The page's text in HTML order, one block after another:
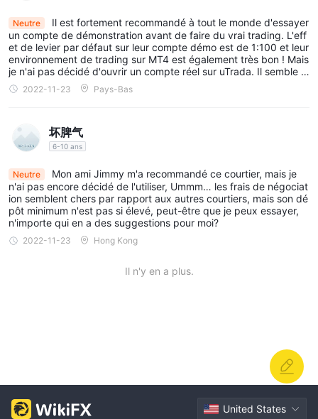
Neutre
Il est fortement recommandé à tout le monde d'essayer
un compte de démonstration avant de faire du vrai trading. L'eff
et de levier par défaut sur leur compte démo est de 1:100 et leur
environnement de trading sur MT4 est également très bon ! Mais
je n'ai pas décidé d'ouvrir un compte réel sur uTrada. Il semble y
avoir beaucoup d'autres commerçants performants parmi lesque
ls choisir.
2022-11-23 Pays-Bas
坏脾气
6-10 ans
Neutre
Mon ami Jimmy m'a recommandé ce courtier, mais je
n'ai pas encore décidé de l'utiliser, Ummm… les frais de négociat
ion semblent chers par rapport aux autres courtiers, mais son dé
pôt minimum n'est pas si élevé, peut-être que je peux essayer,
n'importe qui en a des suggestions pour moi?
2022-11-23 Hong Kong
Il n'y en a plus.
United States